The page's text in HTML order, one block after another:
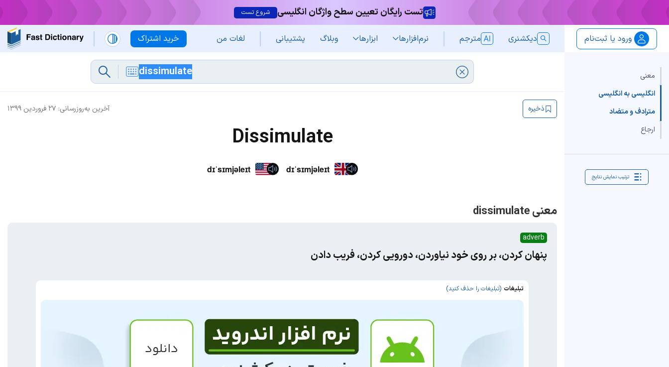
تست رایگان تعیین سطح واژگان انگلیسی شروع تست
خرید اشتراک ورود یا ثبت‌نام دیکشنری مترجم نرم‌افزار‌ها ابزارها وبلاگ پشتیبانی لغات من
معنی
انگلیسی به انگلیسی
مترادف و متضاد
ارجاع
ترتیب نمایش نتایج
آخرین به‌روزرسانی: ۲۷ فروردین ۱۳۹۹ ذخیره
Dissimulate
dɪˈsɪmjəleɪt dɪˈsɪmjəleɪt
معنی dissimulate
adverb
پنهان کردن، بر روی خود نیاوردن، دورویی کردن، فریب دادن
تبلیغات (تبلیغات را حذف کنید)